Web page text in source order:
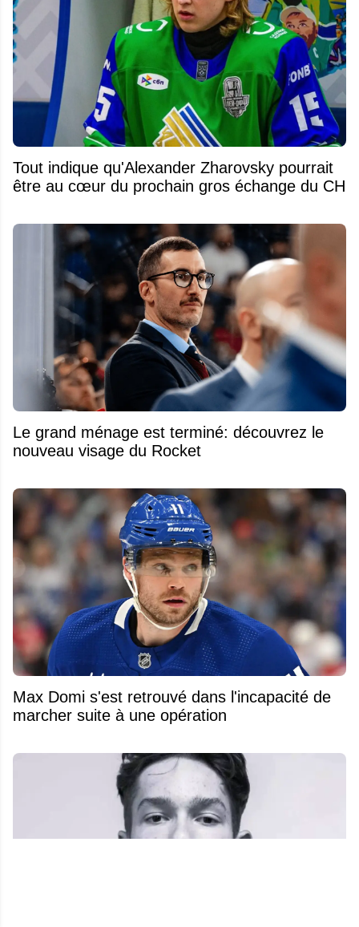
Tout indique qu'Alexander Zharovsky pourrait
être au cœur du prochain gros échange du CH
Le grand ménage est terminé: découvrez le
nouveau visage du Rocket
Max Domi s'est retrouvé dans l'incapacité de
marcher suite à une opération